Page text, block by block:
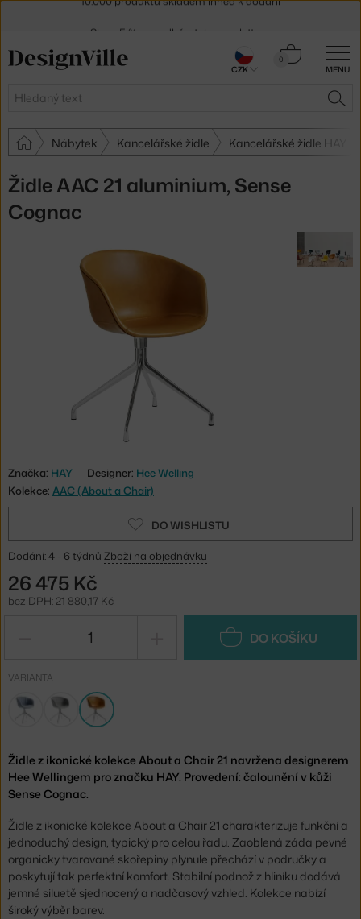
MENU
Hledat
0
Košík
Nábytek Kancelářské židle Kancelářské židle HAY
Židle AAC 21 aluminium, Sense
Cognac
Značka: HAY Designer: Hee Welling
Kolekce: AAC (About a Chair)
DO WISHLISTU
Dodání: 4 - 6 týdnů Zboží na objednávku
26 475 Kč
bez DPH: 21 880,17 Kč
DO KOŠÍKU
VARIANTA
Židle z ikonické kolekce About a Chair 21 navržena designerem
Hee Wellingem pro značku HAY. Provedení: čalounění v kůži
Sense Cognac.
Židle z ikonické kolekce About a Chair 21 charakterizuje funkční a
jednoduchý design, typický pro celou řadu. Zaoblená záda pevné
organicky tvarované skořepiny plynule přechází v područky a
poskytují tak perfektní komfort. Stabilní podnož z hliníku dodává
jemné siluetě sjednocený a nadčasový vzhled. Kolekce nabízí
široký výběr barev.
30 dní na vrácení zboží
CZK